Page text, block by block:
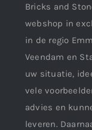
Bricks and
webshop in
in de regio
Veendam en
uw situatie,
vele
advies en
leveren.